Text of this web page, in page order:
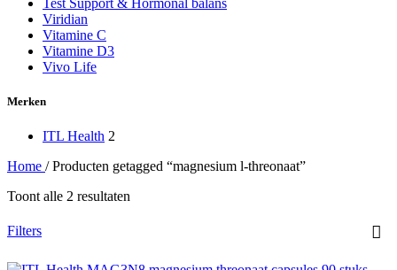
Viridian
Vitamine C
Vitamine D3
Vivo Life
Merken
ITL Health 2
Home / Producten getagged “magnesium l-threonaat”
Toont alle 2 resultaten
Filters